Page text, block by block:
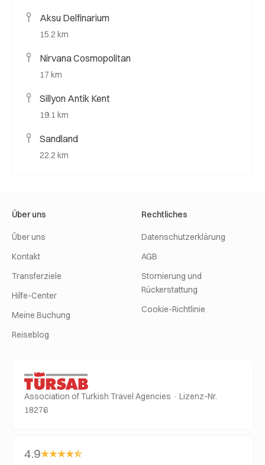
Aksu Delfinarium
15.2 km
Nirvana Cosmopolitan
17 km
Sillyon Antik Kent
19.1 km
Sandland
22.2 km
Über uns
Über uns
Kontakt
Transferziele
Hilfe-Center
Meine Buchung
Reiseblog
Rechtliches
Datenschutzerklärung
AGB
Stornierung und
Rückerstattung
Cookie-Richtlinie
Association of Turkish Travel Agencies · Lizenz-Nr.
18276
4.9